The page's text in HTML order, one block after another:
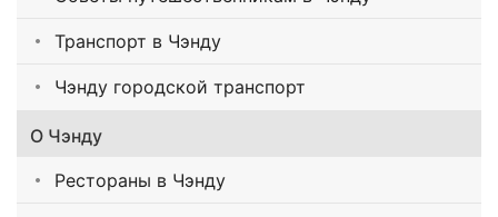
Транспорт в Чэнду
Чэнду городской транспорт
О Чэнду
Рестораны в Чэнду